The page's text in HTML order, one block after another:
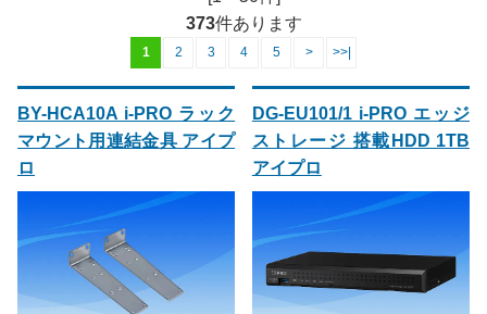
373件あります
1 2 3 4 5 > >>|
BY-HCA10A i-PRO ラック
マウント用連結金具 アイプ
ロ
DG-EU101/1 i-PRO エッジ
ストレージ 搭載HDD 1TB
アイプロ